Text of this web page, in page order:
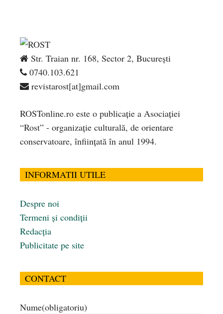
Str. Traian nr. 168, Sector 2, București
0740.103.621
revistarost[at]gmail.com
ROSTonline.ro este o publicaţie a Asociaţiei
“Rost” - organizaţie culturală, de orientare
conservatoare, înfiinţată în anul 1994.
INFORMATII UTILE
Despre noi
Termeni și condiții
Redacția
Publicitate pe site
CONTACT
Nume(obligatoriu)